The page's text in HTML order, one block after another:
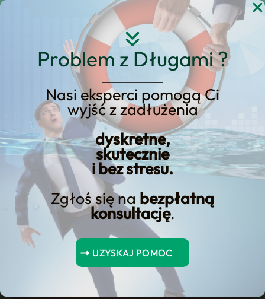
Problem z Długami ?
Nasi eksperci pomogą Ci
wyjść z zadłużenia
dyskretne,
skutecznie
i bez stresu.
Zgłoś się na bezpłatną
konsultację.
UZYSKAJ POMOC
Przejdź
KREDYT123.PL – OFERTA SPRZEDAŻOWA
Jak Sprawdzić Stan BIK
i Kiedy Poprawia Się
Punktacja?
Jeśli rozważasz jak sprawdzić stan bik i
kiedy poprawia się punktacja?,
potrzebujesz konkretnej oferty
sprzedażowej, a nie ogólników. Na tej